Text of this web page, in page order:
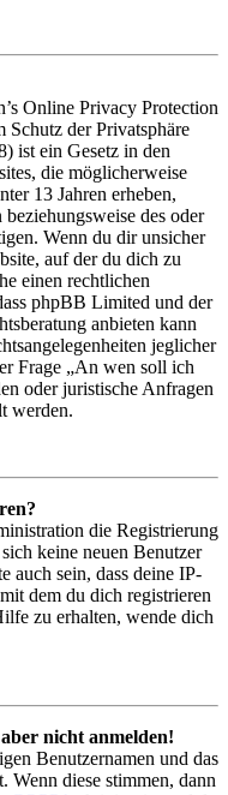
Online Privacy Protection
Schutz der Privatsphäre
ist ein Gesetz in den
die möglicherweise
13 Jahren erheben,
des oder
Wenn du dir unsicher
auf der du dich zu
einen rechtlichen
phpBB Limited und der
anbieten kann
jeglicher
Frage „An wen soll ich
oder juristische Anfragen
werden.
die Registrierung
keine neuen Benutzer
auch sein, dass deine IP-
dem du dich registrieren
zu erhalten, wende dich
nicht anmelden!
Benutzernamen und das
Wenn diese stimmen, dann